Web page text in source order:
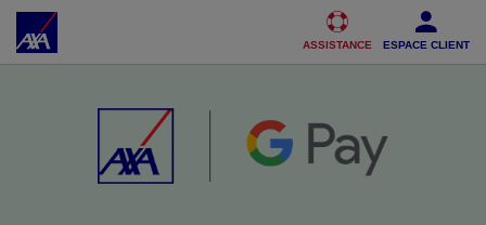
Accéder au Contenu Accéder au Pied de page
ASSISTANCE ESPACE CLIENT